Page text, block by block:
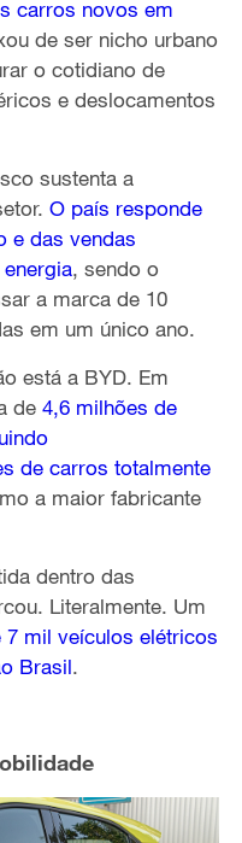
carros novos em
de ser nicho urbano
o cotidiano de
e deslocamentos
sustenta a
O país responde
e das vendas
, sendo o
a marca de 10
em um único ano.
está a BYD. Em
de 4,6 milhões de
de carros totalmente
a maior fabricante
dentro das
Literalmente. Um
7 mil veículos elétricos
Brasil.